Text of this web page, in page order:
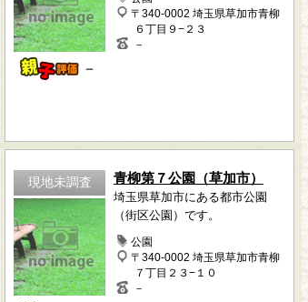
－
〒340-0002 埼玉県草加市青柳
６丁目９−２３
－
現地未調査 青柳第７公園（草加市）
埼玉県草加市にある都市公園
（街区公園）です。
公園
〒340-0002 埼玉県草加市青柳
７丁目２３−１０
－